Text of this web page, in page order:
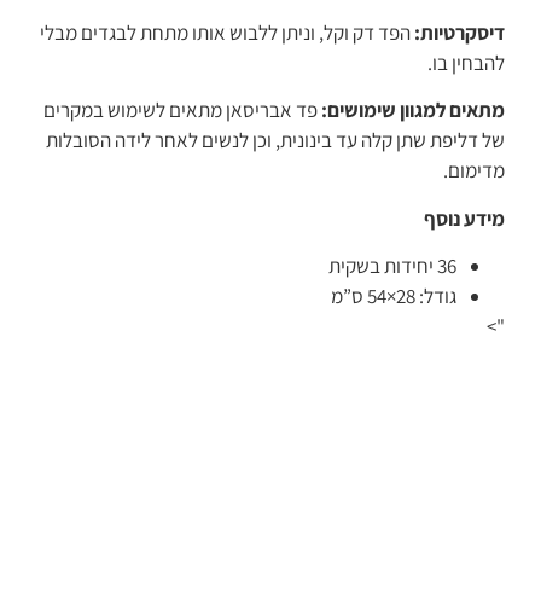
דיסקרטיות:הפד דק וקל, וניתן ללבוש אותו מתחת לבגדים מבלי
להבחין בו.
מתאים למגוון שימושים:פד אבריסאן מתאים לשימוש במקרים
של דליפת שתן קלה עד בינונית, וכן לנשים לאחר לידה הסובלות
מדימום.
מידע נוסף
36 יחידות בשקית
גודל: 28×54 ס”מ
">